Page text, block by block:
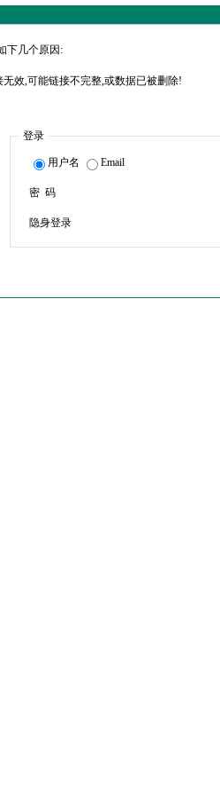
下几个原因:
效,可能链接不完整,或数据已被删除!
登录
用户名 Email
密 码
隐身登录